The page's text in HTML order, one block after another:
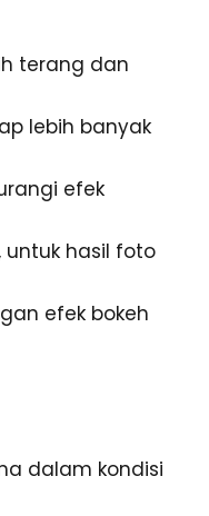
terang dan
lebih banyak
efek
hasil foto
efek bokeh
dalam kondisi